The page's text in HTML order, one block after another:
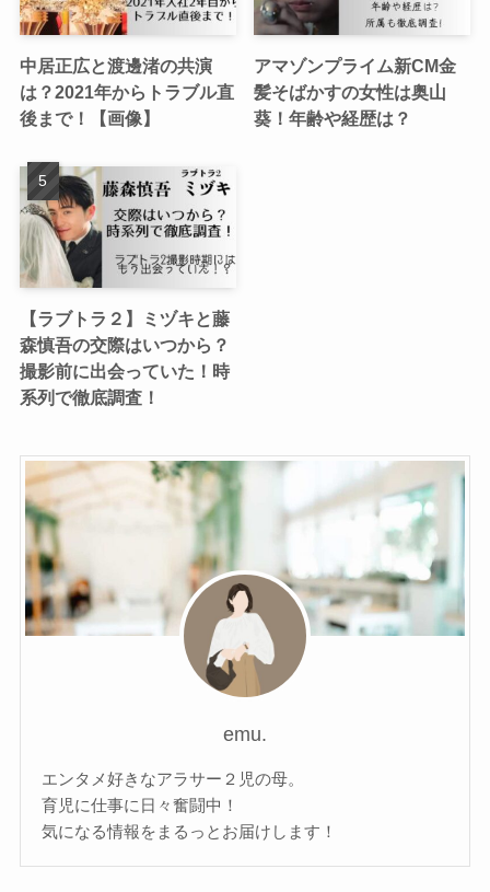
中居正広と渡邊渚の共演
は？2021年からトラブル直
後まで！【画像】
アマゾンプライム新CM金
髪そばかすの女性は奥山
葵！年齢や経歴は？
【ラブトラ２】ミヅキと藤
森慎吾の交際はいつから？
撮影前に出会っていた！時
系列で徹底調査！
emu.
エンタメ好きなアラサー２児の母。
育児に仕事に日々奮闘中！
気になる情報をまるっとお届けします！